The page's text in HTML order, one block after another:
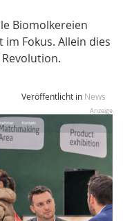
Biomolkereien
Fokus. Allein dies
Veröffentlicht in News
Anzeige